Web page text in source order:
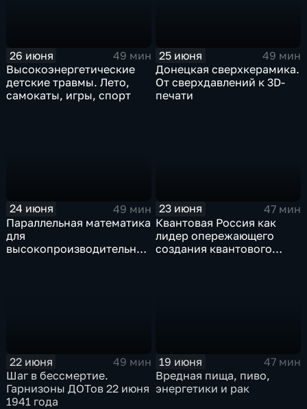
26 июня
49 мин
Высокоэнергетические
детские травмы. Лето,
самокаты, игры, спорт
25 июня
49 мин
Донецкая сверхкерамика.
От сверхдавлений к 3D-
печати
24 июня
49 мин
Параллельная математика
для
высокопроизводительных
23 июня
47 мин
Квантовая Россия как
лидер опережающего
создания квантового
22 июня
49 мин
Шаг в бессмертие.
Гарнизоны ДОТов 22 июня
1941 года
19 июня
47 мин
Вредная пища, пиво,
энергетики и рак